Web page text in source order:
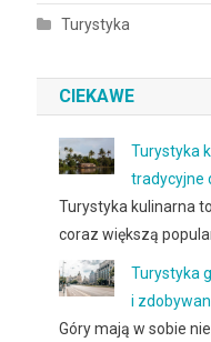
Turystyka
CIEKAWE
Turystyka
tradycyjne
Turystyka kulinarna
coraz większą
Turystyka
i
Góry mają w sobie